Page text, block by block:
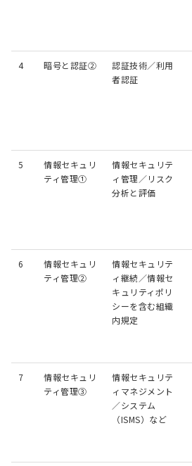
4 暗号と認証②
認証技術／利用
者認証
5
情報セキュリ
ティ管理①
情報セキュリテ
ィ管理／リスク
分析と評価
6
情報セキュリ
ティ管理②
情報セキュリテ
ィ継続／情報セ
キュリティポリ
シーを含む組織
内規定
7
情報セキュリ
ティ管理③
情報セキュリテ
ィマネジメント
／システム
（ISMS）など